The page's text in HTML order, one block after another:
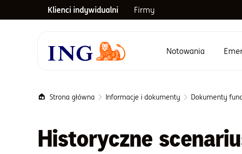
Klienci indywidualni Firmy
Menu główne
Notowania
Strona główna Informacje i dokumenty Dokumenty
Historyczne